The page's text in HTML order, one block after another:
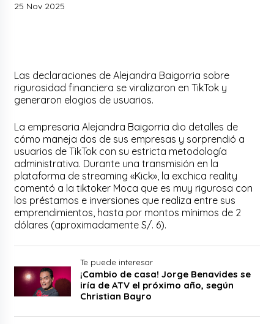
25 Nov 2025
Las declaraciones de Alejandra Baigorria sobre
rigurosidad financiera se viralizaron en TikTok y
generaron elogios de usuarios.
La empresaria Alejandra Baigorria dio detalles de
cómo maneja dos de sus empresas y sorprendió a
usuarios de TikTok con su estricta metodología
administrativa. Durante una transmisión en la
plataforma de streaming «Kick», la exchica reality
comentó a la tiktoker Moca que es muy rigurosa con
los préstamos e inversiones que realiza entre sus
emprendimientos, hasta por montos mínimos de 2
dólares (aproximadamente S/. 6).
Te puede interesar
¡Cambio de casa! Jorge Benavides se
iría de ATV el próximo año, según
Christian Bayro